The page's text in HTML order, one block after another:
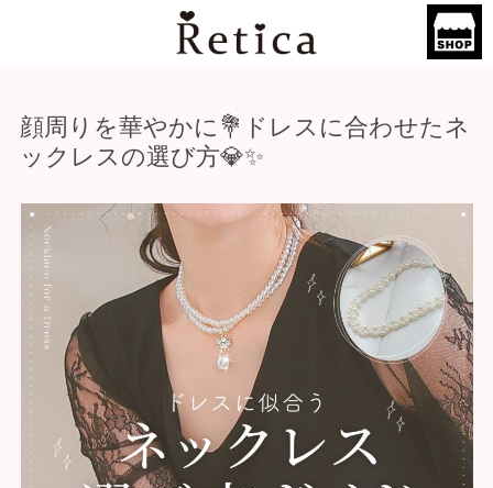
顔周りを華やかに💐ドレスに合わせたネ
ックレスの選び方💎✨